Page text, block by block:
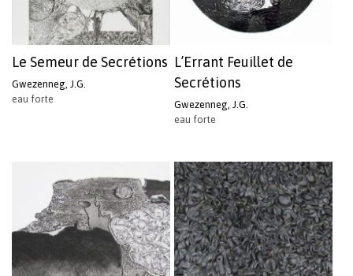
Le Semeur de Secrétions
Gwezenneg, J.G.
eau forte
L’Errant Feuillet de
Secrétions
Gwezenneg, J.G.
eau forte